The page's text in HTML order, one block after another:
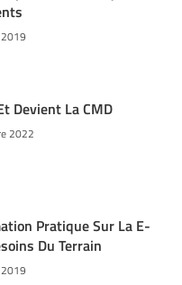
Devient La CMD
2022
Pratique Sur La E-
Du Terrain